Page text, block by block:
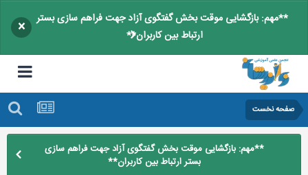
**مهم: بازگشایی موقت بخش گفتگوی آزاد جهت فراهم سازی بستر
ارتباط بین کاربران**
×
صفحه نخست
**مهم: بازگشایی موقت بخش گفتگوی آزاد جهت فراهم سازی
بستر ارتباط بین کاربران**